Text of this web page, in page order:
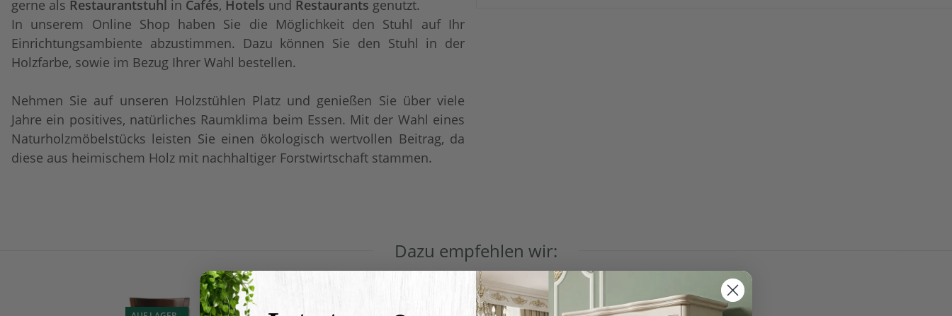
gerne als Restaurantstuhl in Cafés, Hotels und Restaurants genutzt.
In unserem Online Shop haben Sie die Möglichkeit den Stuhl auf Ihr
Einrichtungsambiente abzustimmen. Dazu können Sie den Stuhl in der
Holzfarbe, sowie im Bezug Ihrer Wahl bestellen.
Nehmen Sie auf unseren Holzstühlen Platz und genießen Sie über viele
Jahre ein positives, natürliches Raumklima beim Essen. Mit der Wahl eines
Naturholzmöbelstücks leisten Sie einen ökologisch wertvollen Beitrag, da
diese aus heimischem Holz mit nachhaltiger Forstwirtschaft stammen.
Dazu empfehlen wir: